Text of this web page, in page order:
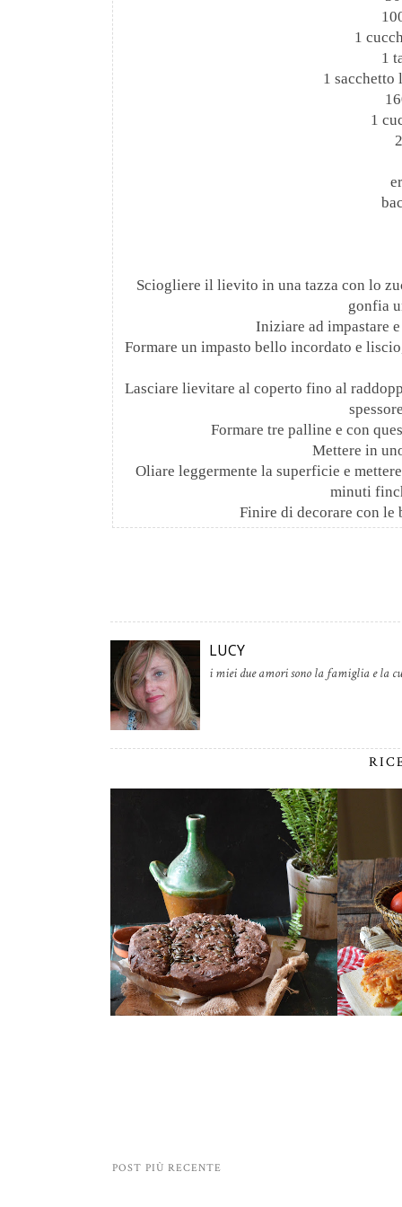
1
1
1
1
Sciogliere il lievito in una tazza con lo
gonfia
Iniziare ad impastare
Formare un impasto bello incordato e
Lasciare lievitare al coperto fino al
Formare tre palline e con
Mettere in
Oliare leggermente la superficie e
minuti
Finire di decorare con
LUCY
i miei due amori sono la famiglia e la
POST PIÙ RECENTE